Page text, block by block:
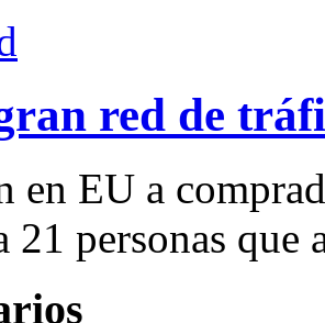
red de
en EU a
21 personas que